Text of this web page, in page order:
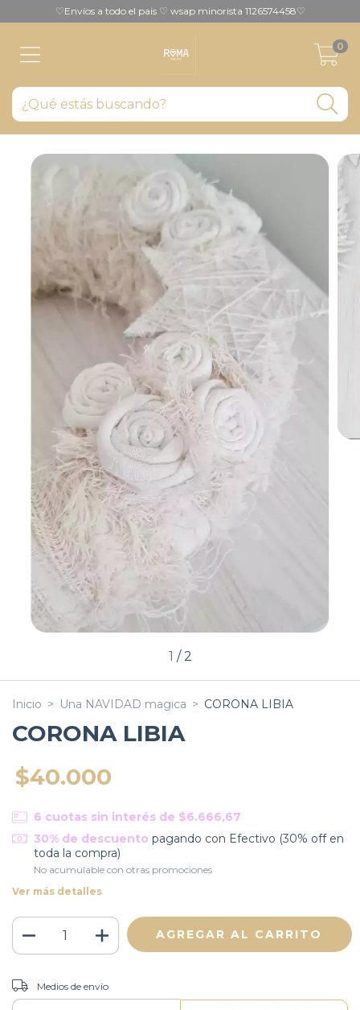
♡Envíos a todo el pais ♡ wsap minorista 1126574458♡
0
1 / 2
Inicio > Una NAVIDAD magica > CORONA LIBIA
CORONA LIBIA
$40.000
6 cuotas sin interés de $6.666,67
30% de descuento pagando con Efectivo (30% off en
toda la compra)
No acumulable con otras promociones
Ver más detalles
Entregas para el CP:
Medios de envío